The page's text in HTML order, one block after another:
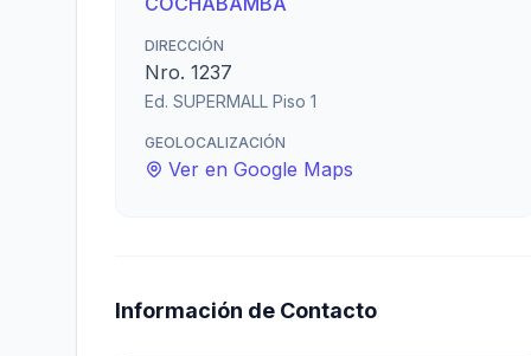
DIRECCIÓN
Nro. 1237
Ed. SUPERMALL Piso 1
GEOLOCALIZACIÓN
Ver en Google Maps
Información de Contacto